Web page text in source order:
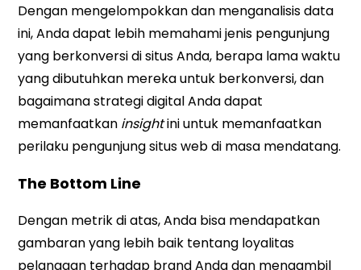
Dengan mengelompokkan dan menganalisis data
ini, Anda dapat lebih memahami jenis pengunjung
yang berkonversi di situs Anda, berapa lama waktu
yang dibutuhkan mereka untuk berkonversi, dan
bagaimana strategi digital Anda dapat
memanfaatkan insightini untuk memanfaatkan
perilaku pengunjung situs web di masa mendatang.
The Bottom Line
Dengan metrik di atas, Anda bisa mendapatkan
gambaran yang lebih baik tentang loyalitas
pelanggan terhadap brand Anda dan mengambil